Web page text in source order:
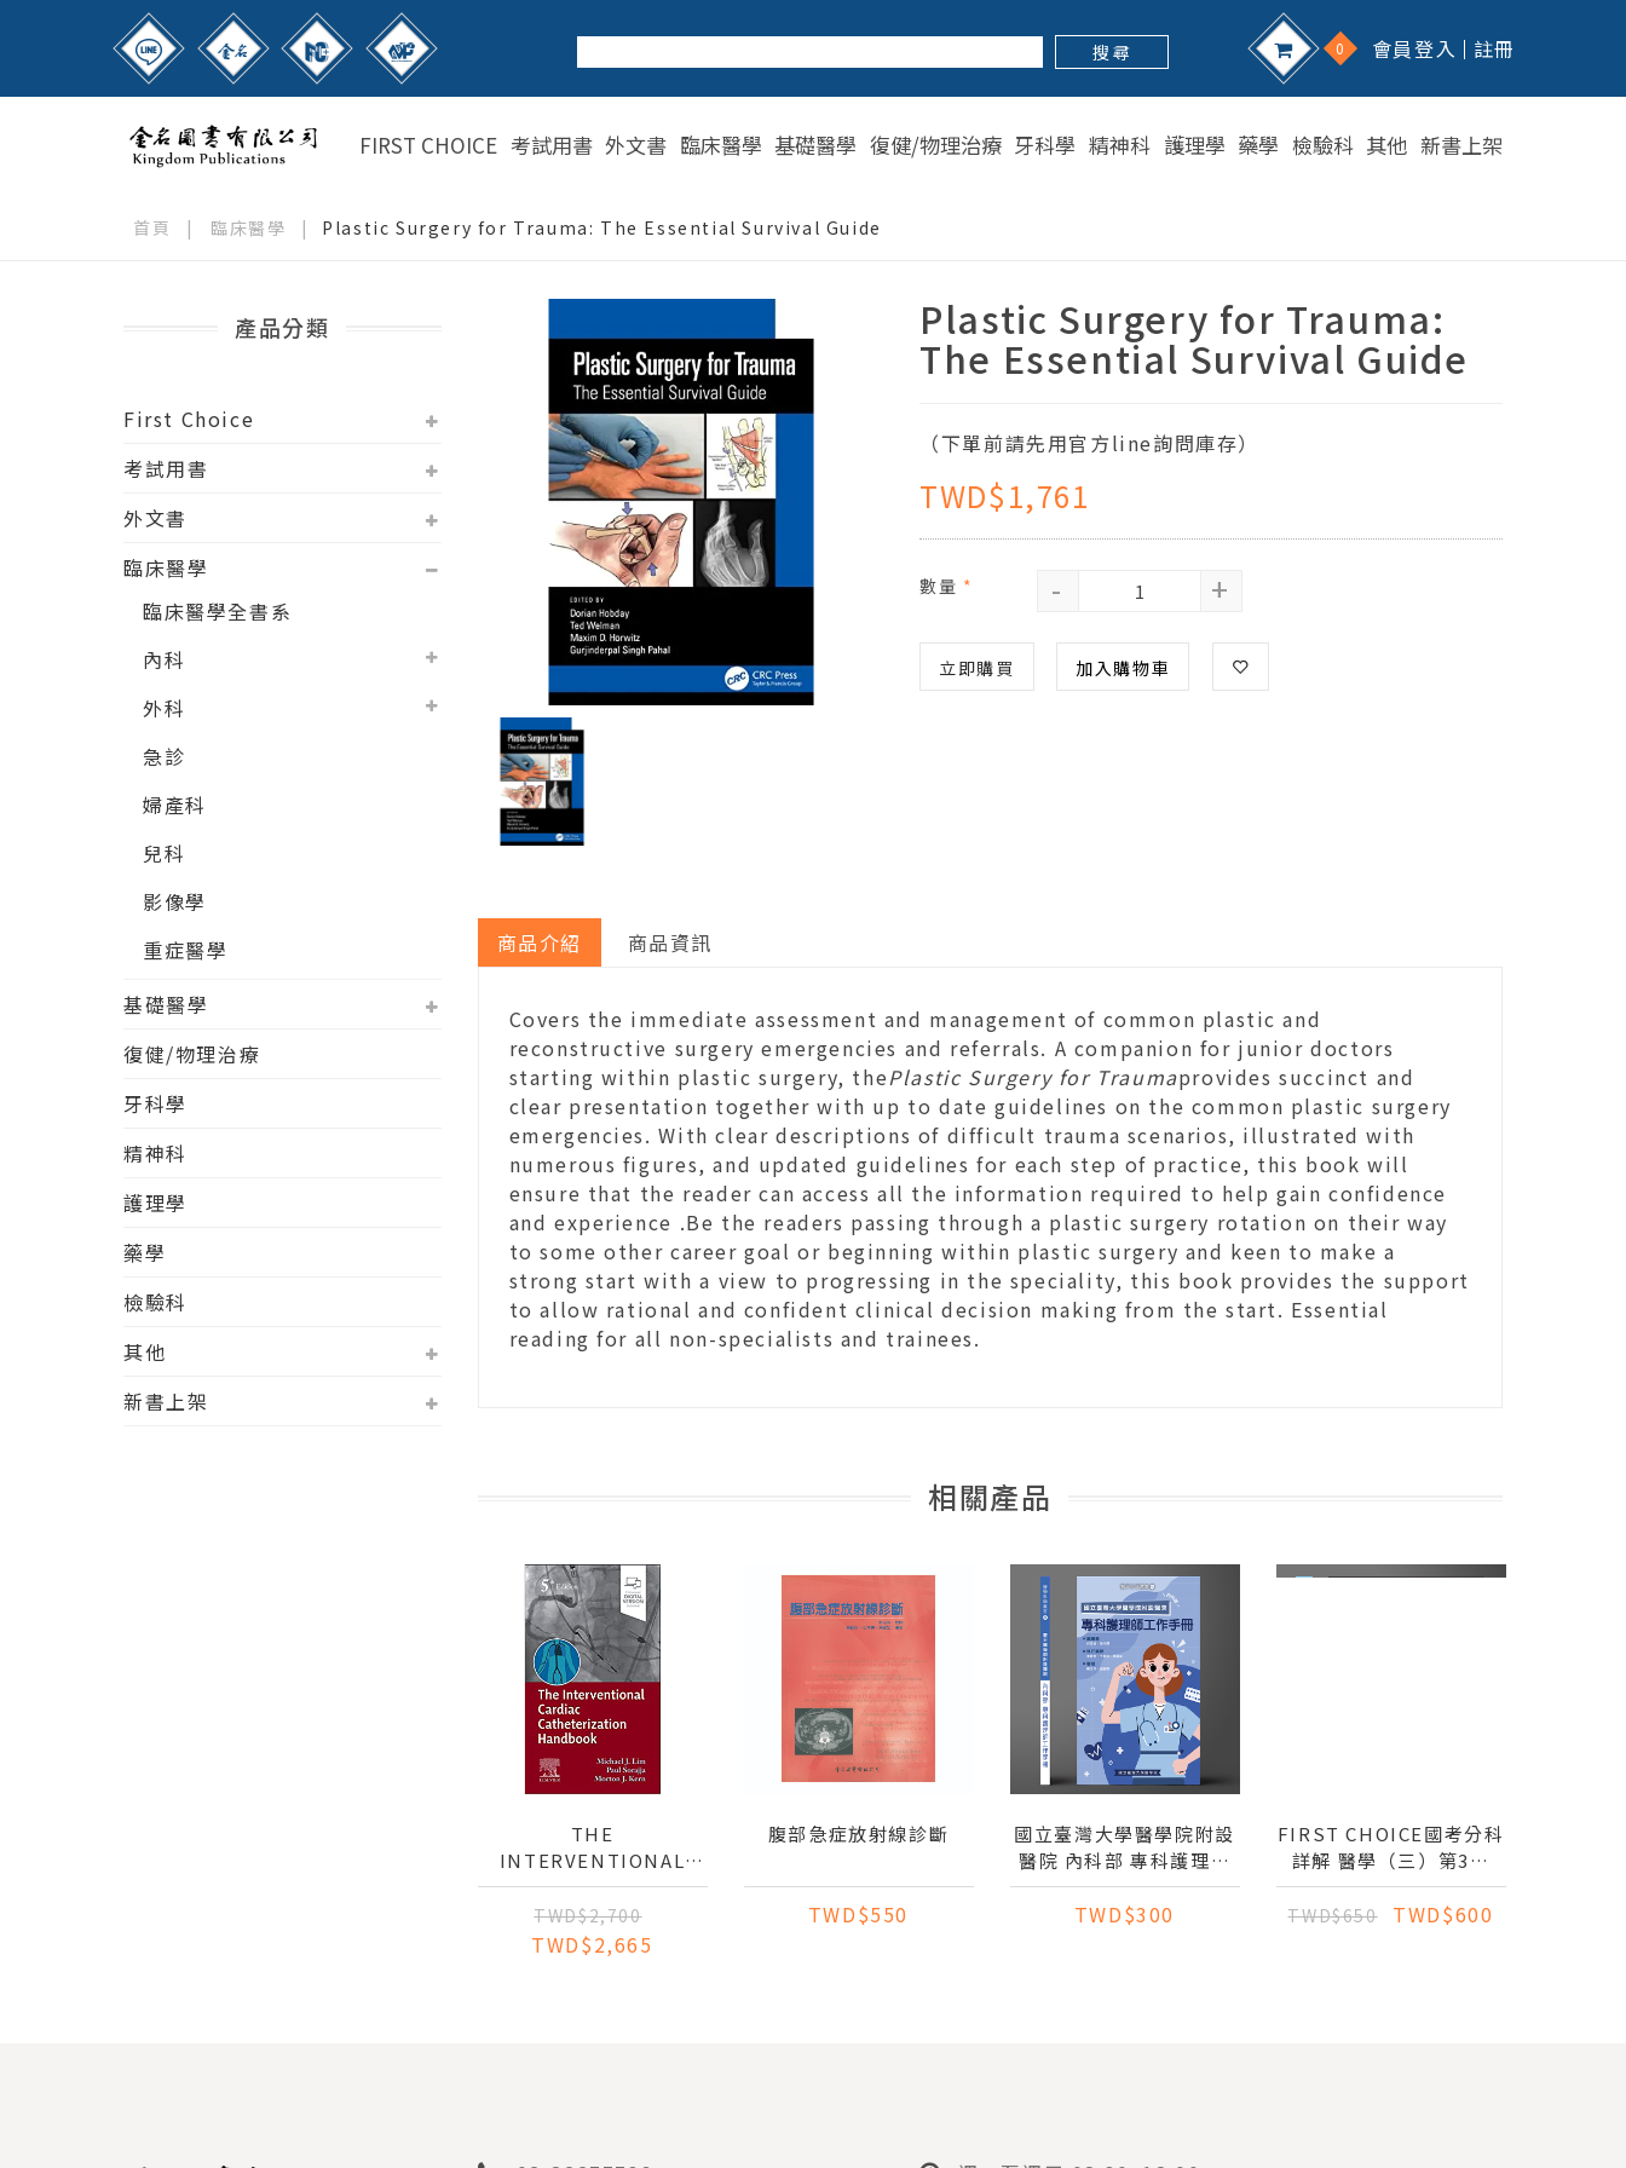
搜 尋 0 會員登入 註冊
FIRST CHOICE 考試用書 外文書 臨床醫學 基礎醫學 復健/物理治療 牙科學 精神科 護理學 藥學 檢驗科 其他 新書上架
首頁 | 臨床醫學 | Plastic Surgery for Trauma: The Essential Survival Guide
產品分類
First Choice
考試用書
外文書
臨床醫學
臨床醫學全書系
內科
外科
急診
婦產科
兒科
影像學
重症醫學
基礎醫學
復健/物理治療
牙科學
精神科
護理學
藥學
檢驗科
其他
新書上架
Plastic Surgery for Trauma:
The Essential Survival Guide
（下單前請先用官方line詢問庫存）
TWD$1,761
數量 * - +
立即購買 加入購物車
商品介紹 商品資訊
Covers the immediate assessment and management of common plastic and
reconstructive surgery emergencies and referrals. A companion for junior doctors
starting within plastic surgery, thePlastic Surgery for Traumaprovides succinct and
clear presentation together with up to date guidelines on the common plastic surgery
emergencies. With clear descriptions of difficult trauma scenarios, illustrated with
numerous figures, and updated guidelines for each step of practice, this book will
ensure that the reader can access all the information required to help gain confidence
and experience .Be the readers passing through a plastic surgery rotation on their way
to some other career goal or beginning within plastic surgery and keen to make a
strong start with a view to progressing in the speciality, this book provides the support
to allow rational and confident clinical decision making from the start. Essential
reading for all non-specialists and trainees.
相關產品
THE
INTERVENTIONAL
CARDIAC
CATHETERIZATION
HANDBOOK
TWD$2,700
TWD$2,665
腹部急症放射線診斷
TWD$550
國立臺灣大學醫學院附設
醫院 內科部 專科護理師
工作手冊
TWD$300
FIRST CHOICE國考分科
詳解 醫學（三）第3冊
(腎臟科、感染科)_2025
TWD$650 TWD$600